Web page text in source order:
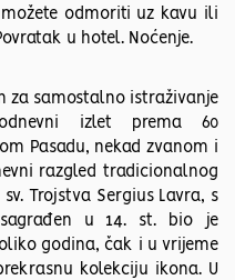
odmoriti uz kavu ili
u hotel. Noćenje.
za samostalno istraživanje
izlet prema 60
Pasadu, nekad zvanom i
razgled tradicionalnog
Trojstva Sergius Lavra, s
u 14. st. bio je
godina, čak i u vrijeme
kolekciju ikona. U